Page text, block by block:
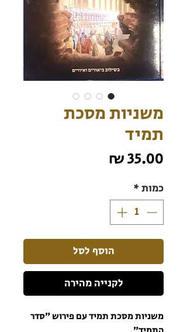
משניות מסכת
תמיד
כמות*
הוסף לסל
לקנייה מהירה
משניות מסכת תמיד עם פירוש ״סדר